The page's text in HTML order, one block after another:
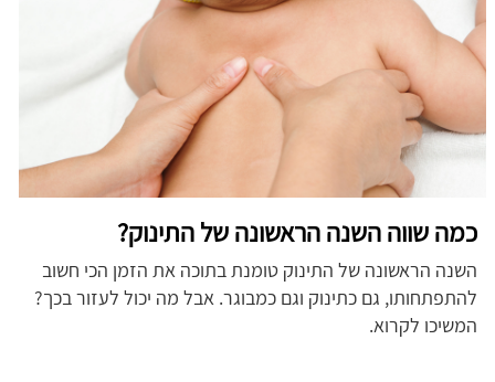
כמה שווה השנה הראשונה של התינוק?
השנה הראשונה של התינוק טומנת בתוכה את הזמן הכי חשוב
להתפתחותו, גם כתינוק וגם כמבוגר. אבל מה יכול לעזור בכך?
המשיכו לקרוא.